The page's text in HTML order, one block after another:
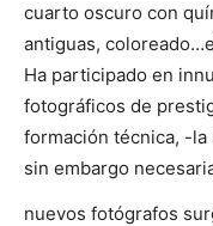
cuarto oscuro con
antiguas,
Ha participado en
fotográficos de
formación técnica, -
sin embargo
nuevos fotógrafos